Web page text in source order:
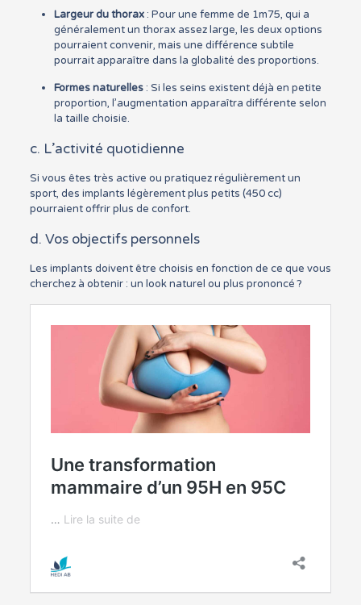
Largeur du thorax: Pour une femme de 1m75, qui a
généralement un thorax assez large, les deux options
pourraient convenir, mais une différence subtile
pourrait apparaître dans la globalité des proportions.
Formes naturelles: Si les seins existent déjà en petite
proportion, l’augmentation apparaîtra différente selon
la taille choisie.
c. L’activité quotidienne
Si vous êtes très active ou pratiquez régulièrement un
sport, des implants légèrement plus petits (450 cc)
pourraient offrir plus de confort.
d. Vos objectifs personnels
Les implants doivent être choisis en fonction de ce que vous
cherchez à obtenir : un look naturel ou plus prononcé ?